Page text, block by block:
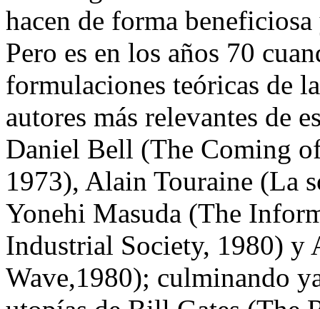
hacen de forma
Pero es en los años 70
formulaciones teóricas de
autores más relevantes de
Daniel Bell (The Coming
1973), Alain Touraine (La
Yonehi Masuda (The
Industrial Society, 1980)
Wave,1980); culminando